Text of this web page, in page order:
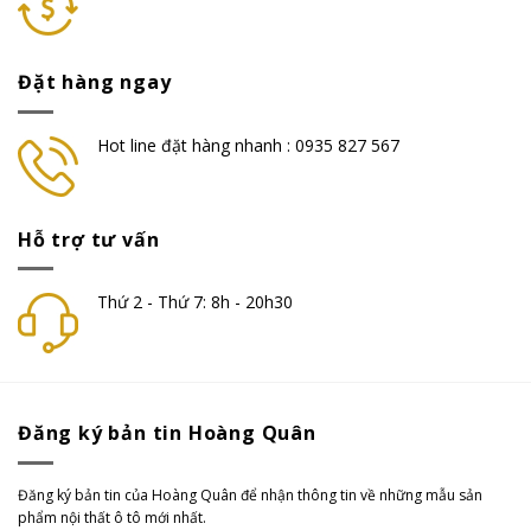
Đặt hàng ngay
Hot line đặt hàng nhanh : 0935 827 567
Hỗ trợ tư vấn
Thứ 2 - Thứ 7: 8h - 20h30
Đăng ký bản tin Hoàng Quân
Đăng ký bản tin của Hoàng Quân để nhận thông tin về những mẫu sản
phẩm nội thất ô tô mới nhất.